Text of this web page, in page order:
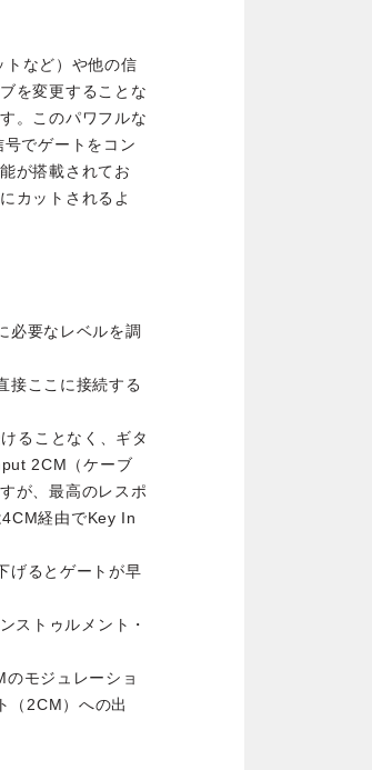
など）や他の信
を変更することな
。このパワフルな
でゲートをコン
が搭載されてお
カットされるよ
必要なレベルを調
接ここに接続する
ることなく、ギタ
2CM（ケーブ
が、最高のレスポ
経由でKey In
げるとゲートが早
ストゥルメント・
モジュレーショ
（2CM）への出